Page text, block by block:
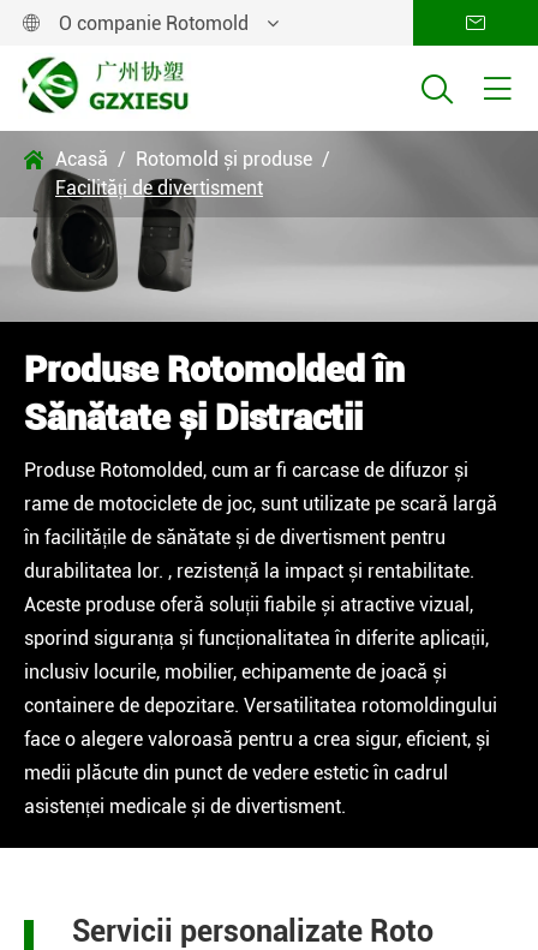
 O companie Rotomold 
 
Produse Rotomolded în
Sănătate și Distractii
Produse Rotomolded, cum ar fi carcase de difuzor și
rame de motociclete de joc, sunt utilizate pe scară largă
în facilitățile de sănătate și de divertisment pentru
durabilitatea lor. , rezistență la impact și rentabilitate.
Aceste produse oferă soluții fiabile și atractive vizual,
sporind siguranța și funcționalitatea în diferite aplicații,
inclusiv locurile, mobilier, echipamente de joacă și
containere de depozitare. Versatilitatea rotomoldingului
face o alegere valoroasă pentru a crea sigur, eficient, și
medii plăcute din punct de vedere estetic în cadrul
asistenței medicale și de divertisment.
 Acasă
Rotomold și produse
Facilități de divertisment
Servicii personalizate Roto